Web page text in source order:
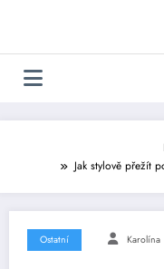
Jak stylově přežít
Ostatní Karolína